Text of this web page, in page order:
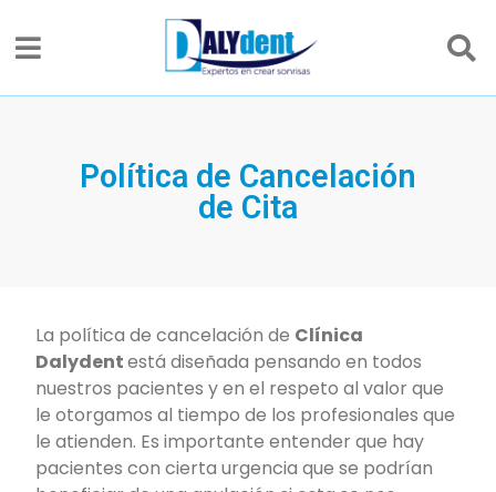
Política de Cancelación
de Cita
La política de cancelación de Clínica
Dalydentestá diseñada pensando en todos
nuestros pacientes y en el respeto al valor que
le otorgamos al tiempo de los profesionales que
le atienden. Es importante entender que hay
pacientes con cierta urgencia que se podrían